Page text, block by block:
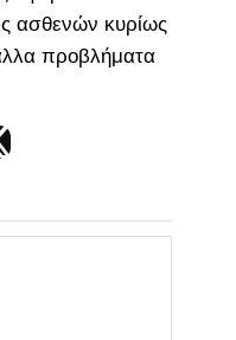
ασθενών κυρίως
προβλήματα